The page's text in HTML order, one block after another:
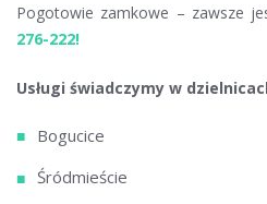
Pogotowie zamkowe – zawsze
276-222!
Usługi świadczymy w
Bogucice
Śródmieście